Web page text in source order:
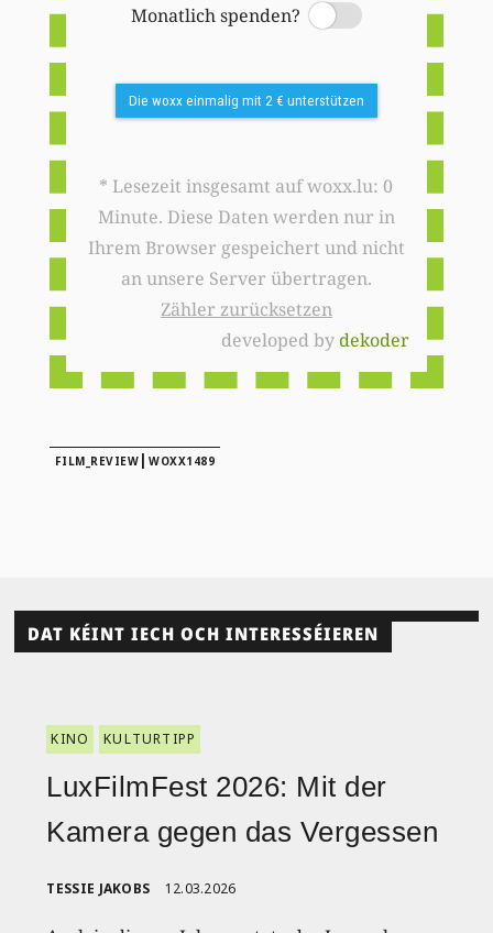
Monatlich spenden?
Switch
Die woxx einmalig mit 2 € unterstützen
* Lesezeit insgesamt auf woxx.lu: 0
Minute. Diese Daten werden nur in
Ihrem Browser gespeichert und nicht
an unsere Server übertragen.
Zähler zurücksetzen
developed bydekoder
FILM_REVIEW |WOXX1489
DAT KÉINT IECH OCH INTERESSÉIEREN
KINO KULTURTIPP
LuxFilmFest 2026: Mit der
Kamera gegen das Vergessen
TESSIE JAKOBS 12.03.2026